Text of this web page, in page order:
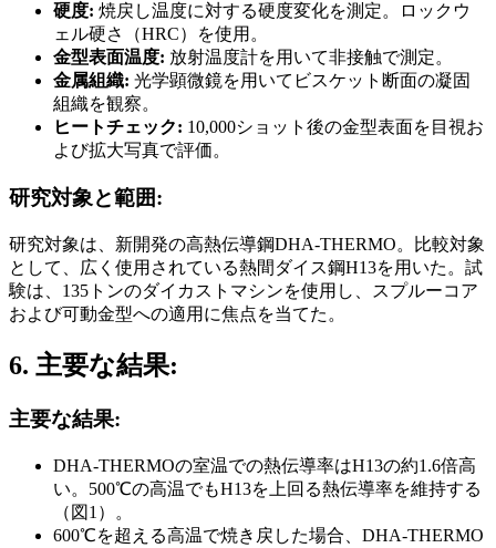
硬度: 焼戻し温度に対する硬度変化を測定。ロックウ
ェル硬さ（HRC）を使用。
金型表面温度: 放射温度計を用いて非接触で測定。
金属組織: 光学顕微鏡を用いてビスケット断面の凝固
組織を観察。
ヒートチェック: 10,000ショット後の金型表面を目視お
よび拡大写真で評価。
研究対象と範囲:
研究対象は、新開発の高熱伝導鋼DHA-THERMO。比較対象
として、広く使用されている熱間ダイス鋼H13を用いた。試
験は、135トンのダイカストマシンを使用し、スプルーコア
および可動金型への適用に焦点を当てた。
6. 主要な結果:
主要な結果:
DHA-THERMOの室温での熱伝導率はH13の約1.6倍高
い。500℃の高温でもH13を上回る熱伝導率を維持する
（図1）。
600℃を超える高温で焼き戻した場合、DHA-THERMO